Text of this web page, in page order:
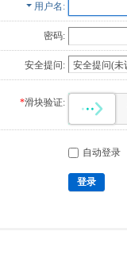
用户名
密码:
安全提问:
*滑块验证:
自动登录
登录